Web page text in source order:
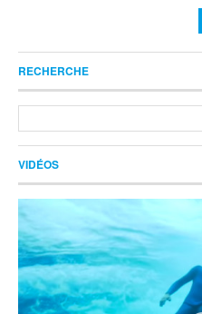
RECHERCHE
VIDÉOS